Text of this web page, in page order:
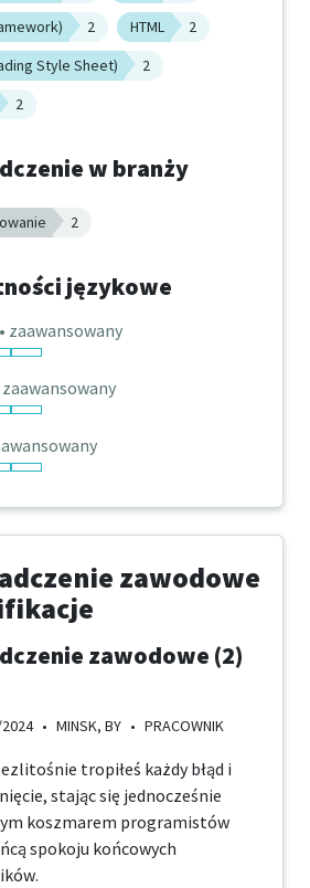
2 HTML
2
Style Sheet)
2
2
w branży
2
językowe
• zaawansowany
zaawansowany
zawodowe
zawodowe (2)
• MINSK, BY • PRACOWNIK
tropiłeś każdy błąd i
stając się jednocześnie
koszmarem programistów
spokoju końcowych